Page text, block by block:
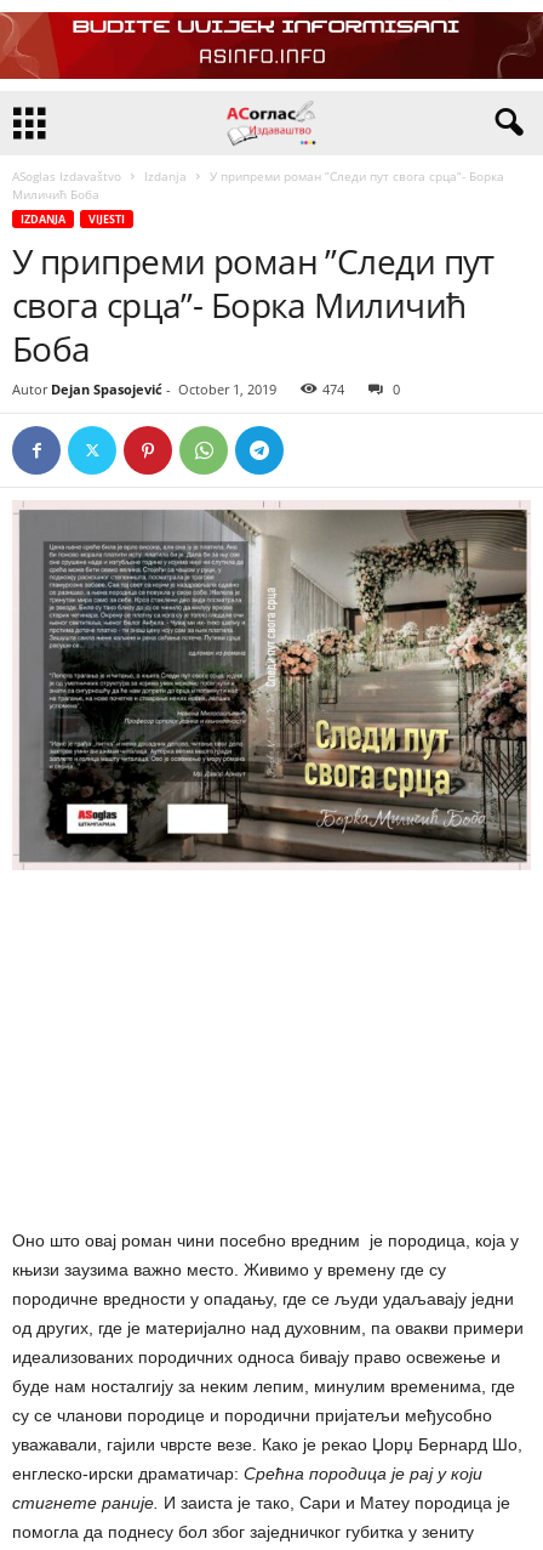
ASoglas Izdavaštvo Izdanja
У припреми роман ”Следи пут свога срца”- Борка
Миличић Боба
IZDANJA VIJESTI
У припреми роман ”Следи пут
свога срца”- Борка Миличић
Боба
Autor Dejan Spasojević - October 1, 2019 474 0
Оно што овај роман чини посебно вредним је породица, која у
књизи заузима важно место. Живимо у времену где су
породичне вредности у опадању, где се људи удаљавају једни
од других, где је материјално над духовним, па овакви примери
идеализованих породичних односа бивају право освежење и
буде нам носталгију за неким лепим, минулим временима, где
су се чланови породице и породични пријатељи међусобно
уважавали, гајили чврсте везе. Како је рекао Џорџ Бернард Шо,
енглеско-ирски драматичар: Срећна породица је рај у који
стигнете раније. И заиста је тако, Сари и Матеу породица је
помогла да поднесу бол због заједничког губитка у зениту